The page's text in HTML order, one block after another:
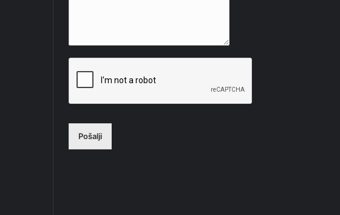
Pošalji